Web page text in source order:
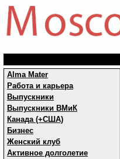
Alma Mater
Работа и карьера
Выпускники
Выпускники ВМиК
Канада (+США)
Бизнес
Женский клуб
Активное долголетие